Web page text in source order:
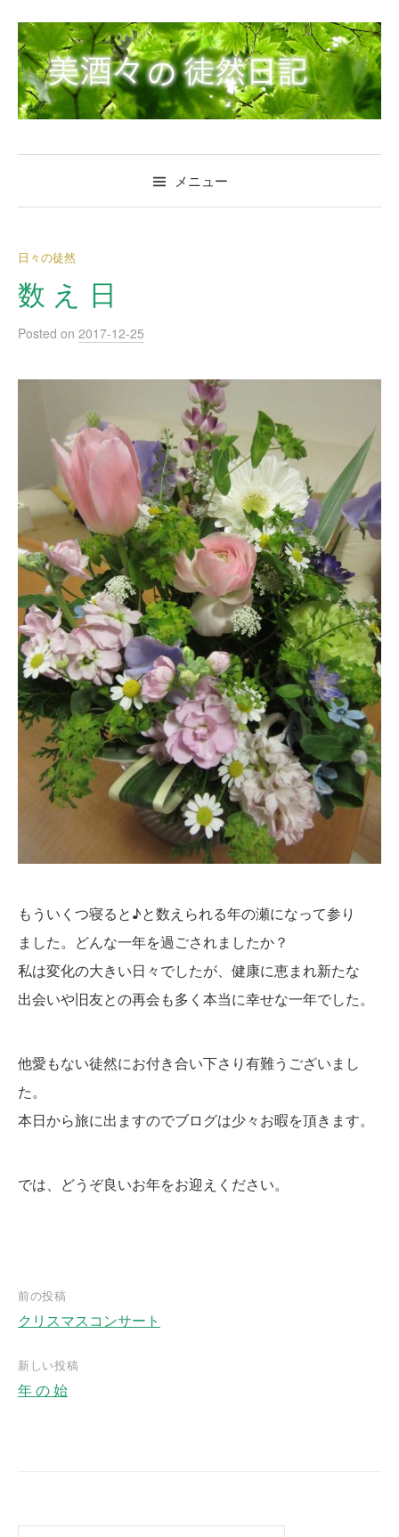
ン
テ
ン
ツ
ス
ッ
メニュー
日々の徒然
数 え 日
Posted on 2017-12-25
もういくつ寝ると♪と数えられる年の瀬になって参り
ました。どんな一年を過ごされましたか？
私は変化の大きい日々でしたが、健康に恵まれ新たな
出会いや旧友との再会も多く本当に幸せな一年でした。
他愛もない徒然にお付き合い下さり有難うございまし
た。
本日から旅に出ますのでブログは少々お暇を頂きます。
では、どうぞ良いお年をお迎えください。
稿
ナ
ョ
前の投稿
クリスマスコンサート
新しい投稿
年 の 始